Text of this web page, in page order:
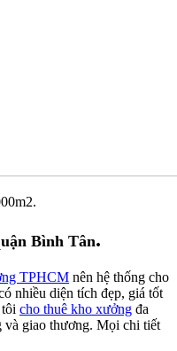
Bình Tân.
TPHCM nên hệ thống cho
nhiều diện tích đẹp, giá tốt
cho thuê kho xưởng đa
và giao thương. Mọi chi tiết